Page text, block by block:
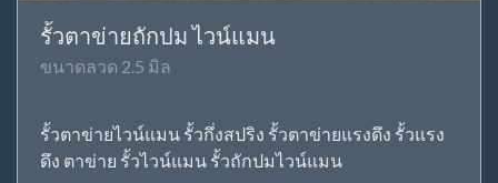
รั้วตาข่ายถักปม ไวน์แมน
ขนาดลวด 2.5 มิล
รั้วตาข่ายไวน์แมน รั้วกึ่งสปริง รั้วตาข่ายแรงดึง รั้วแรง
ดึง ตาข่าย รั้วไวน์แมน รั้วถักปมไวน์แมน